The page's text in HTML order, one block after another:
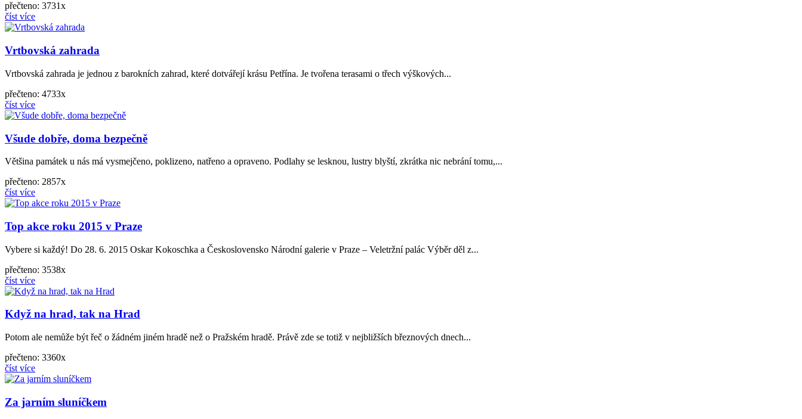
přečteno: 3731x
číst více
Vrtbovská zahrada
Vrtbovská zahrada je jednou z barokních zahrad, které dotvářejí krásu Petřína. Je tvořena terasami o třech výškových...
přečteno: 4733x
číst více
Všude dobře, doma bezpečně
Většina památek u nás má vysmejčeno, poklizeno, natřeno a opraveno. Podlahy se lesknou, lustry blyští, zkrátka nic nebrání tomu,...
přečteno: 2857x
číst více
Top akce roku 2015 v Praze
Vybere si každý! Do 28. 6. 2015 Oskar Kokoschka a Československo Národní galerie v Praze – Veletržní palác Výběr děl z...
přečteno: 3538x
číst více
Když na hrad, tak na Hrad
Potom ale nemůže být řeč o žádném jiném hradě než o Pražském hradě. Právě zde se totiž v nejbližších březnových dnech...
přečteno: 3360x
číst více
Za jarním sluníčkem